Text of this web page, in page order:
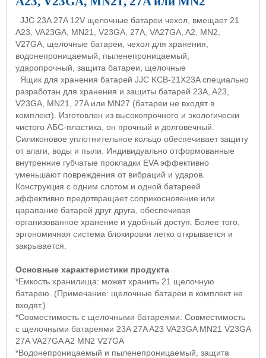
JJC 23A 27A 12V щелочные батареи чехол вмещает21
A23, VA23GA, MN21, V23GA, 27A, VA27GA, A2, MN2,
V27GA, щелочные батареи чехол для хранения
водонепроницаемый
пыленепроницаемый
ударопрочный защита батареи
щелочные
Ящик для хранения батарей JJC KCB-21X23Aспециально
разработан для хранения и защиты батарей 23A, A23,
V23GA, MN21, 27A или MN27 (батареи не входят в
комплект). Изготовлен из высокопрочного и экологически
чистого АБС-пластика, он прочный и долговечный.
Силиконовое уплотнительное кольцо обеспечивает защиту
от влаги, воды и пыли. Индивидуально отформованные
внутренние губчатые прокладки EVAэффективно
уменьшают повреждения от вибраций и ударов.
Конструкция с одним слотом и одной батареей
эффективно предотвращает соприкосновение или
царапание батарей друг друга, обеспечивая
организованное хранение и удобный доступ. Более того,
эргономичная система блокировки легко открывается и
закрывается.
Основные характеристики продукта
*Емкость хранилища: может хранить 21 щелочную
батарею. (Примечание: щелочные батареи в комплект не
входят.)
*Совместимость с щелочными батареями: Совместимость
с щелочными батареями 23A27A A23 VA23GA MN21 V23GA
27A VA27GA A2 MN2 V27GA
*Водонепроницаемый и пыленепроницаемый, защита